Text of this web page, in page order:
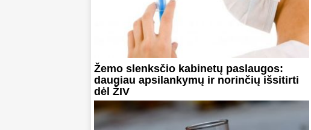
Žemo slenksčio kabinetų paslaugos:
daugiau apsilankymų ir norinčių išsitirti
dėl ŽIV